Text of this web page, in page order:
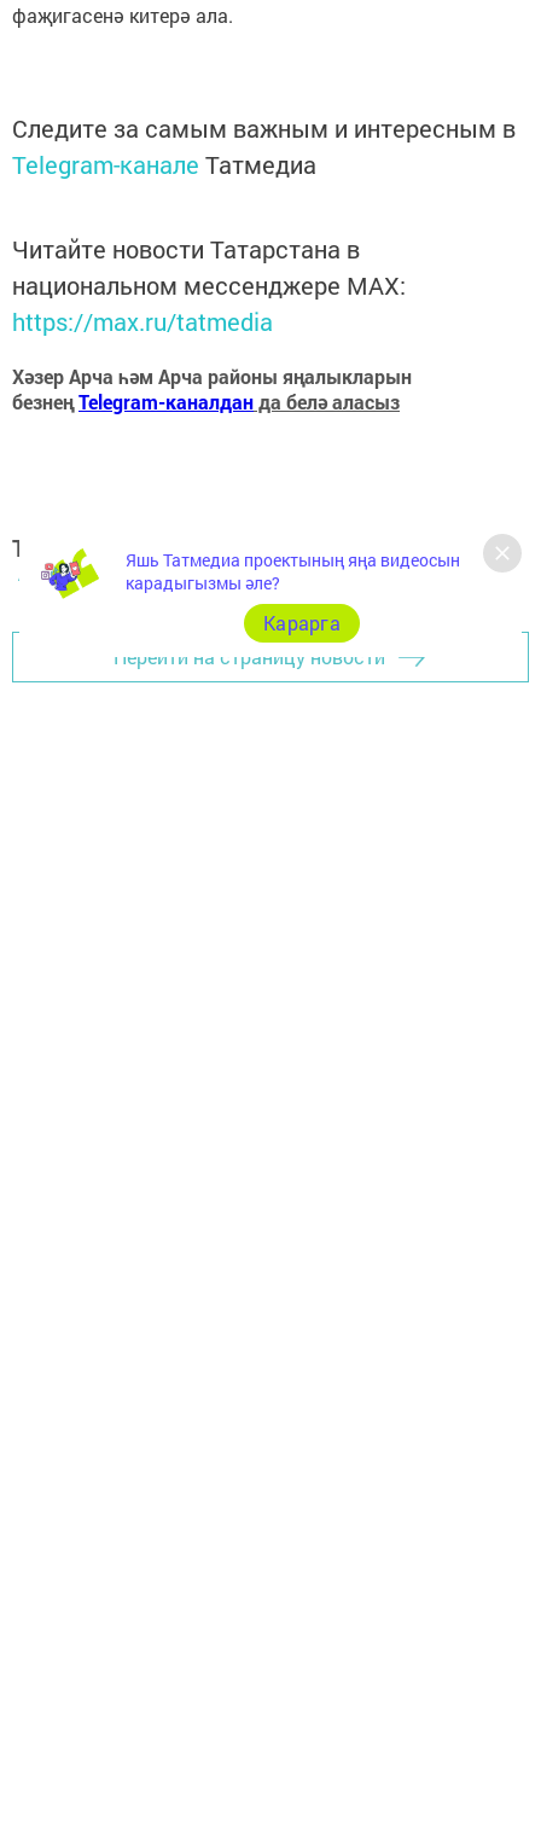
фаҗигасенә китерә ала.
Следите за самым важным и интересным в
Telegram-канале Татмедиа
Читайте новости Татарстана в
национальном мессенджере MАХ:
https://max.ru/tatmedia
Хәзер Арча һәм Арча районы яңалыкларын
безнеңTelegram-каналданда белә аласыз
Теги:
АРЧА ХӘБӘРЛӘРЕ
Перейти на страницу новости
Яшь Татмедиа проектының яңа видеосын
карадыгызмы әле?
Карарга